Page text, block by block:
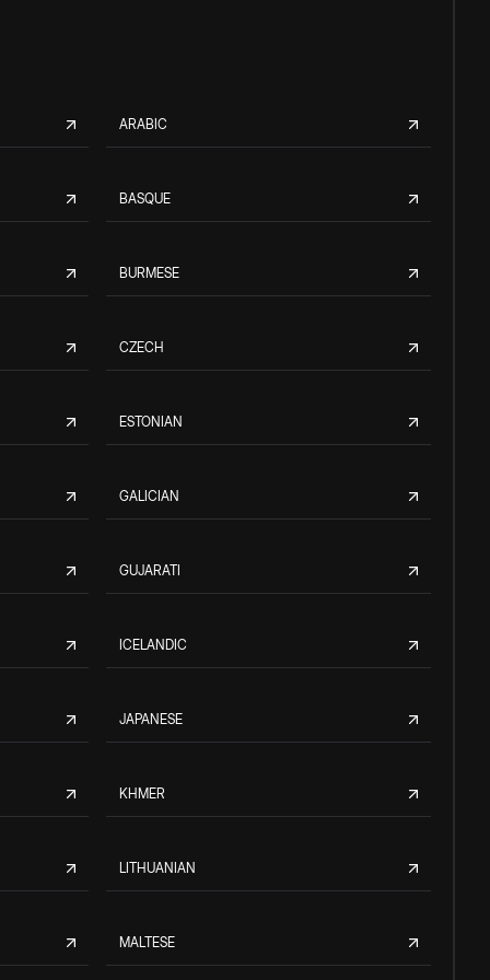
ARABIC
BASQUE
BURMESE
CZECH
ESTONIAN
GALICIAN
GUJARATI
ICELANDIC
JAPANESE
KHMER
LITHUANIAN
MALTESE